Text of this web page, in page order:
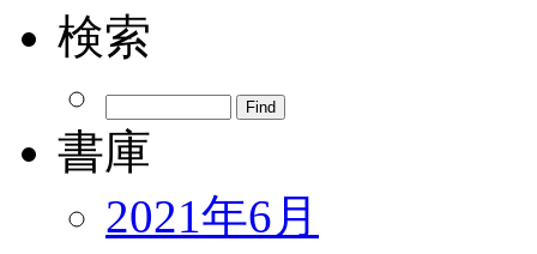
検索
書庫
2021年6月